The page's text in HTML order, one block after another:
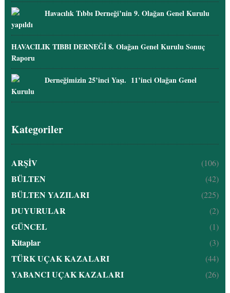
Havacılık Tıbbı Derneği’nin 9. Olağan Genel Kurulu
yapıldı
HAVACILIK TIBBI DERNEĞİ 8. Olağan Genel Kurulu Sonuç
Raporu
Derneğimizin 25’inci Yaşı. 11’inci Olağan Genel
Kurulu
Kategoriler
ARŞİV (106)
BÜLTEN (42)
BÜLTEN YAZILARI (225)
DUYURULAR (2)
GÜNCEL (1)
Kitaplar (3)
TÜRK UÇAK KAZALARI (44)
YABANCI UÇAK KAZALARI (26)